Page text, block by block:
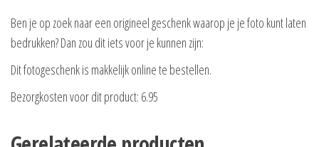
Ben je op zoek naar een origineel geschenk waarop je je foto kunt laten
bedrukken? Dan zou dit iets voor je kunnen zijn:
Dit fotogeschenk is makkelijk online te bestellen.
Bezorgkosten voor dit product: 6.95